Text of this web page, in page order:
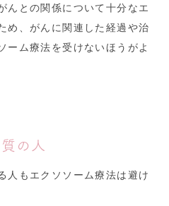
んとの関係について十分なエ
め、がんに関連した経過や治
ーム療法を受けないほうがよ
の人
人もエクソソーム療法は避け